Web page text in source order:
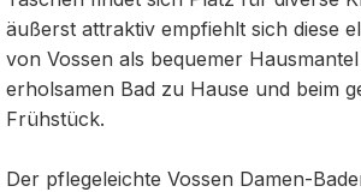
äußerst attraktiv empfiehlt sich diese
von Vossen als bequemer
erholsamen Bad zu Hause und beim
Frühstück.
Der pflegeleichte Vossen Damen-